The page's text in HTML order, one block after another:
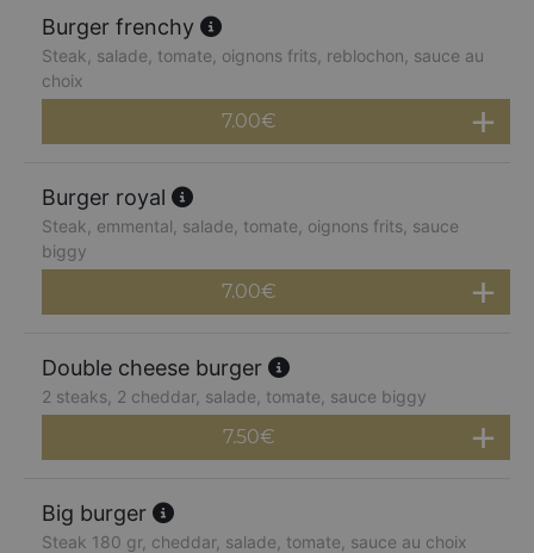
Burger frenchy
Steak, salade, tomate, oignons frits, reblochon, sauce au
choix
7.00€
Burger royal
Steak, emmental, salade, tomate, oignons frits, sauce
biggy
7.00€
Double cheese burger
2 steaks, 2 cheddar, salade, tomate, sauce biggy
7.50€
Big burger
Steak 180 gr, cheddar, salade, tomate, sauce au choix